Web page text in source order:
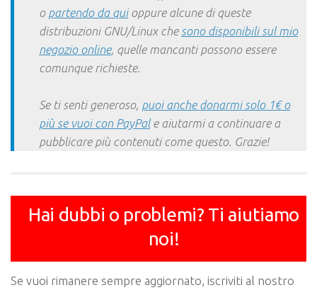
o partendo da quioppure alcune di queste
distribuzioni GNU/Linux che sono disponibili sul mio
negozio online, quelle mancanti possono essere
comunque richieste.
Se ti senti generoso, puoi anche donarmi solo 1€ o
più se vuoi con PayPale aiutarmi a continuare a
pubblicare più contenuti come questo. Grazie!
Hai dubbi o problemi? Ti aiutiamo
noi!
Se vuoi rimanere sempre aggiornato, iscriviti al nostro